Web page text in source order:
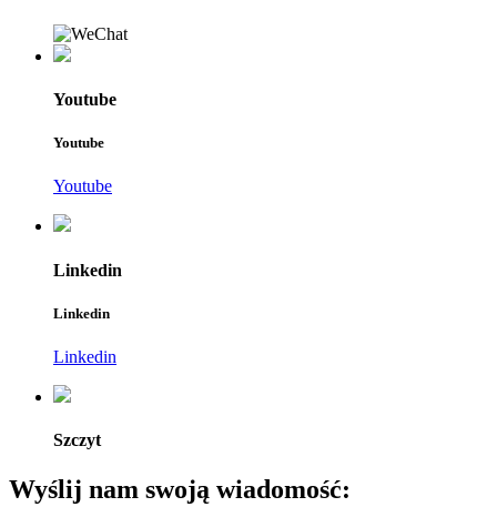
Youtube
Youtube
Youtube
Linkedin
Linkedin
Linkedin
Szczyt
Wyślij nam swoją wiadomość: